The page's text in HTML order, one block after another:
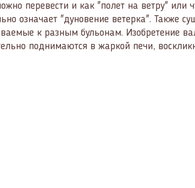
перевести и как "полeт на ветру" или
означает "дуновение ветерка". Также
к разным бульонам. Изобретение
поднимаются в жаркой печи,